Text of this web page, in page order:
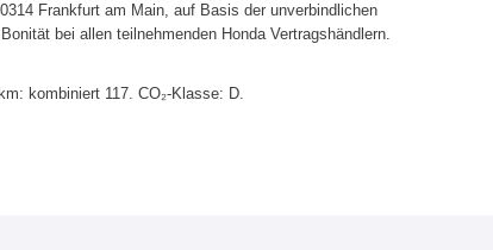
Frankfurt am Main, auf Basis der unverbindlichen
bei allen teilnehmenden Honda Vertragshändlern.
kombiniert 117. CO₂-Klasse: D.